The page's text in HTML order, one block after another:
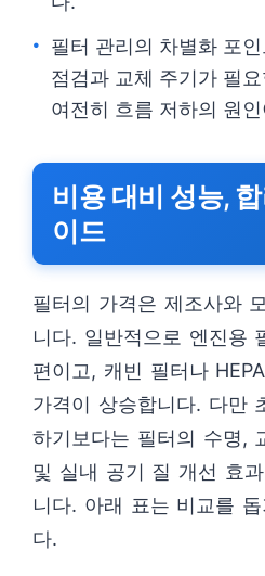
필터 관리의 차별화 포
점검과 교체 주기가 필
여전히 흐름 저하의 원
비용 대비 성능,
이드
필터의 가격은 제조사와
니다. 일반적으로 엔진용
편이고, 캐빈 필터나
가격이 상승합니다. 다만
하기보다는 필터의 수명,
및 실내 공기 질 개선 효
니다. 아래 표는 비교를
다.